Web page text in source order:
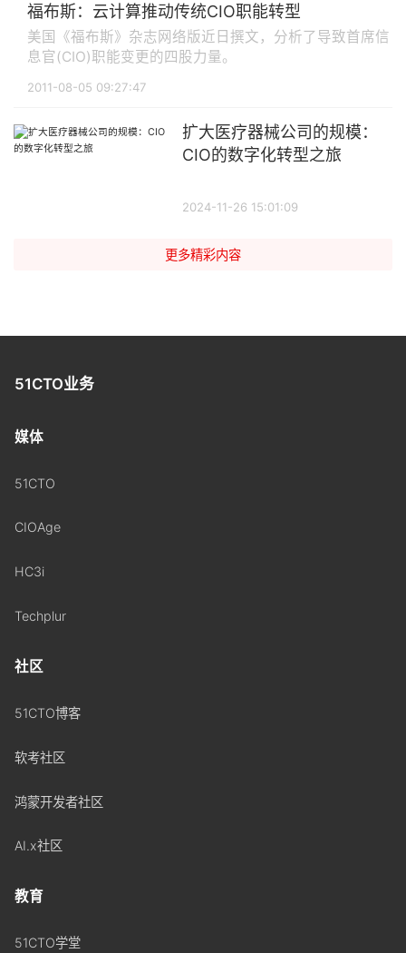
福布斯：云计算推动传统CIO职能转型
美国《福布斯》杂志网络版近日撰文，分析了导致首席信
息官(CIO)职能变更的四股力量。
2011-08-05 09:27:47
扩大医疗器械公司的规模：
CIO的数字化转型之旅
2024-11-26 15:01:09
更多精彩内容
51CTO业务
媒体
51CTO
CIOAge
HC3i
Techplur
社区
51CTO博客
软考社区
鸿蒙开发者社区
AI.x社区
教育
51CTO学堂